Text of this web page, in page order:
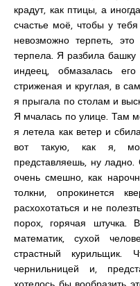
крадут, как птицы, а
счастье моё, чтобы у
невозможно терпеть,
терпела. Я разбила
индеец, обмазалась
стриженая и круглая, в
я прыгала по столам и
Я мчалась по улице. Там
я летела как ветер и
вот такую, как я,
представляешь, ну
очень смешно, как
толкни, опрокинется
расхохотаться и не
порох, горячая
математик, сухой
страстный
чернильницей и,